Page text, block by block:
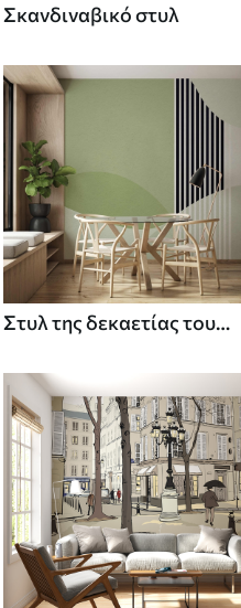
Σκανδιναβικό στυλ
Στυλ της δεκαετίας του